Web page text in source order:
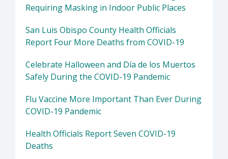
Requiring Masking in Indoor Public Places
San Luis Obispo County Health Officials
Report Four More Deaths from COVID-19
Celebrate Halloween and Día de los Muertos
Safely During the COVID-19 Pandemic
Flu Vaccine More Important Than Ever During
COVID-19 Pandemic
Health Officials Report Seven COVID-19
Deaths